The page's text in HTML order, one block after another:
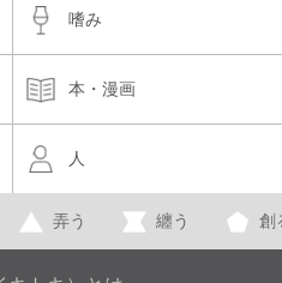
嗜み
本・漫画
人
弄う 纏う 創